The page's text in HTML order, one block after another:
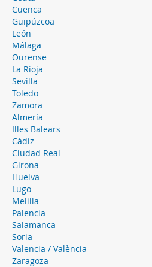
Cuenca
Guipúzcoa
León
Málaga
Ourense
La Rioja
Sevilla
Toledo
Zamora
Almería
Illes Balears
Cádiz
Ciudad Real
Girona
Huelva
Lugo
Melilla
Palencia
Salamanca
Soria
Valencia / València
Zaragoza